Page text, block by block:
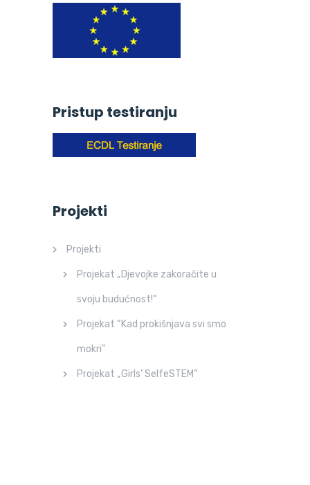
Pristup testiranju
Projekti
Projekti
Projekat „Djevojke zakoračite u
svoju budućnost!“
Projekat “Kad prokišnjava svi smo
mokri”
Projekat „Girls’ SelfeSTEM“